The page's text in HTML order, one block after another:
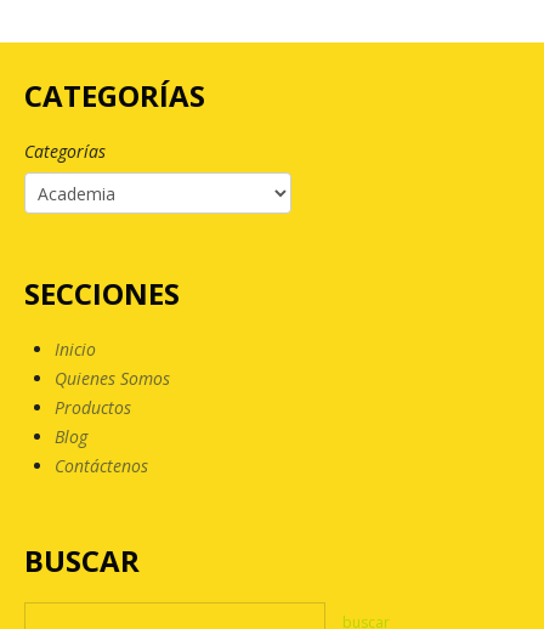
CATEGORÍAS
Categorías
SECCIONES
Inicio
Quienes Somos
Productos
Blog
Contáctenos
BUSCAR